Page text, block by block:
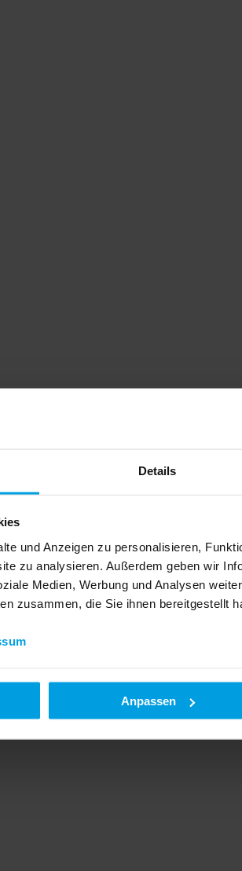
Details
und Anzeigen zu personalisieren,
zu analysieren. Außerdem geben wir
Medien, Werbung und Analysen
zusammen, die Sie ihnen bereitgestellt
Anpassen